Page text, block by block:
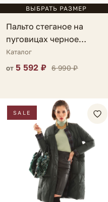
ВЫБРАТЬ РАЗМЕР
Пальто стеганое на
пуговицах черное
Tienna
Каталог
от 5 592 ₽ 6 990 ₽
SALE